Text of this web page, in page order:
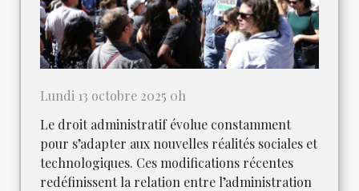
Lundi 13 octobre 2025 0h
Le droit administratif évolue constamment
pour s’adapter aux nouvelles réalités sociales et
technologiques. Ces modifications récentes
redéfinissent la relation entre l’administration